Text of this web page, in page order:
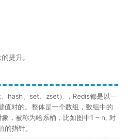
间复杂度是 O(1)，只需要计算每个键
桶位置，定位桶中的 entry ，并找到
高了。为了解决可能存在的冲突，采